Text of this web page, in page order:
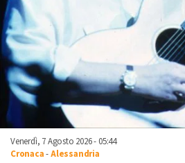
Venerdì, 7 Agosto 2026 - 05:44
Cronaca-Alessandria